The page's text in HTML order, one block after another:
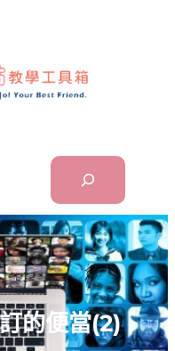
Search
的便當(2)